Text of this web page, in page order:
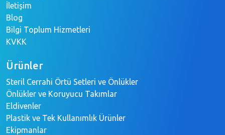
İletişim
Blog
Bilgi Toplum Hizmetleri
KVKK
Ürünler
Steril Cerrahi Örtü Setleri ve Önlükler
Önlükler ve Koruyucu Takımlar
Eldivenler
Plastik ve Tek Kullanımlık Ürünler
Ekipmanlar